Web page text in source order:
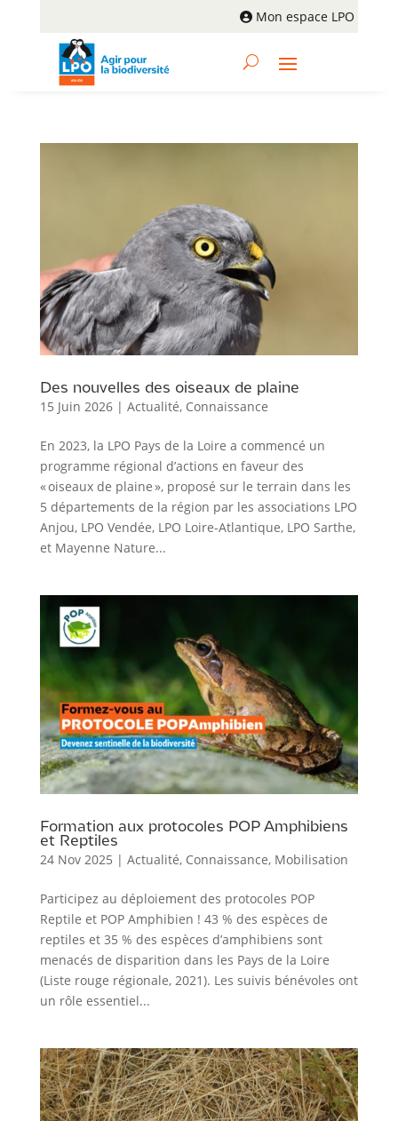
Mon espace LPO
Des nouvelles des oiseaux de plaine
15 Juin 2026| Actualité, Connaissance
En 2023, la LPO Pays de la Loire a commencé un
programme régional d’actions en faveur des
« oiseaux de plaine », proposé sur le terrain dans les
5 départements de la région par les associations LPO
Anjou, LPO Vendée, LPO Loire-Atlantique, LPO Sarthe,
et Mayenne Nature...
Formation aux protocoles POP Amphibiens
et Reptiles
24 Nov 2025 | Actualité, Connaissance, Mobilisation
Participez au déploiement des protocoles POP
Reptile et POP Amphibien ! 43 % des espèces de
reptiles et 35 % des espèces d’amphibiens sont
menacés de disparition dans les Pays de la Loire
(Liste rouge régionale, 2021). Les suivis bénévoles ont
un rôle essentiel...